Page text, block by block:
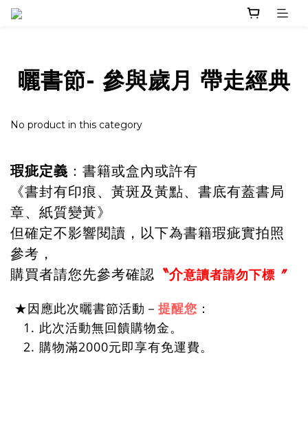
曬書節- 參與歲月 帶走經典
No product in this category
瑕疵定義 ：書籍或盒內或許有
《書封有印痕、 黃斑及黃點、書底有蓋書局
章、紙質變黃》
但確定不影響閱讀，以下為書籍瑕疵實拍照
參考，
購買者請您先參考確認 〝介意讀者請勿下標〞
★因應此次曬書節活動－ 提醒您 ：
1. 此次活動無回饋購物金。
2. 購物滿2000元即享有免運費。